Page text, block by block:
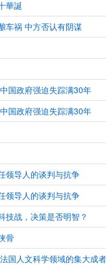
華誕
车祸 中方否认有阴谋
国政府强迫失踪满30年
国政府强迫失踪满30年
领导人的谈判与抗争
领导人的谈判与抗争
技战，决策是否明智？
骨
人文科学领域的集大成